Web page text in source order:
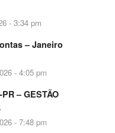
- 3:34 pm
– Janeiro
- 4:05 pm
– GESTÃO
- 7:48 pm